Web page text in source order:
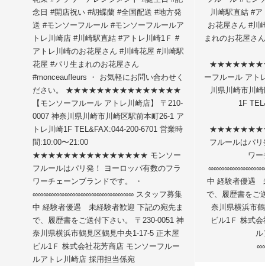
念日 #開店祝い #胡蝶蘭 #全国配送 #地方発
送 #モンソーフルール #モンソーフルールア
トレ川崎店 #川崎駅直結 #アトレ川崎1Ｆ #
アトレ川崎のお花屋さん #川崎花屋 #川崎駅
花屋 #パリ生まれのお花屋さん
#monceaufleurs ・ お気軽にお問い合わせく
ださい。 ★★★★★★★★★★★★★★★
【モンソーフルール アトレ川崎店】 〒210-
0007 神奈川県川崎市川崎区駅前本町26-1 ア
トレ川崎1F TEL&FAX:044-200-6701 営業時
間:10:00〜21:00
★★★★★★★★★★★★★★★ モンソー
フルールはパリ発！ ヨーロッパ有数のフラ
ワーチェーンブランドです。 ・
∞∞∞∞∞∞∞∞∞∞∞∞∞∞∞∞∞∞∞ スタッフ募集
中 経験者優遇 未経験者歓迎 下記の宛先ま
で、履歴書をご送付下さい。 〒230-0051 神
奈川県横浜市鶴見区鶴見中央1-17-5 正木屋
ビル1Ｆ 株式会社花芳商店 モンソーフルー
ルアトレ川崎店 採用担当係宛
川崎駅直結 #
お花屋さん #川
まれのお花屋さ
ーフルール アト
川県川崎市川
1F
フルールはパ
ワ
中 経験者優遇
で、履歴書をご
奈川県横浜市
ビル1Ｆ 株式